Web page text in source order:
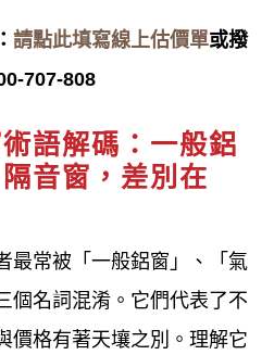
，給予最專業之門窗建議，
高品質。
持續力求完美，來滿足顧客
、豪華的生活空間，並將最
參考，
活空間環境。
請點此填寫線上估價單或撥
707-808
術語解碼：一般鋁
音窗，差別在
最常被「一般鋁窗」、「氣
個名詞混淆。它們代表了不
價格有著天壤之別。理解它